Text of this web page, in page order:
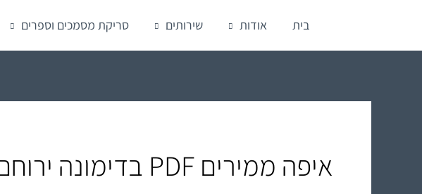
בית אודות שירותים סריקת מסמכים וספרים
איפה ממירים PDF בדימונה ירוחם